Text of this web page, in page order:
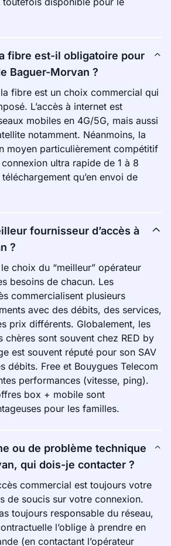
fibre est-il obligatoire pour
Baguer-Morvan ?
fibre est un choix commercial qui
L’accès à internet est
mobiles en 4G/5G, mais aussi
notamment. Néanmoins, la
moyen particulièrement compétitif
connexion ultra rapide de 1 à 8
qu’en envoi de
fournisseur d’accès à
?
choix du “meilleur” opérateur
besoins de chacun. Les
commercialisent plusieurs
avec des débits, des services,
prix différents. Globalement, les
chères sont souvent chez RED by
est souvent réputé pour son SAV
débits. Free et Bouygues Telecom
performances (vitesse, ping).
box + mobile sont
pour les familles.
ou de problème technique
qui dois-je contacter ?
commercial est toujours votre
de soucis sur votre connexion.
toujours responsable du réseau,
l’oblige à prendre en
(en contactant l’opérateur